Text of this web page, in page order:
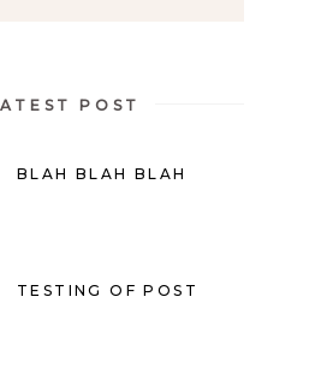
POST
BLAH BLAH BLAH
TESTING OF POST